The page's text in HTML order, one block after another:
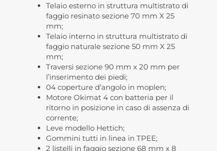
Telaio esterno in struttura multistrato di
faggio resinato sezione 70 mm X 25
mm;
Telaio interno in struttura multistrato di
faggio naturale sezione 50 mm X 25
mm;
Traversi sezione 90 mm x 20 mm per
l’inserimento dei piedi;
04 coperture d’angolo in moplen;
Motore Okimat 4 con batteria per il
ritorno in posizione in caso di assenza di
corrente;
Leve modello Hettich;
Gommini tutti in linea in TPEE;
2 listelli in faggio sezione 68 mm x 8